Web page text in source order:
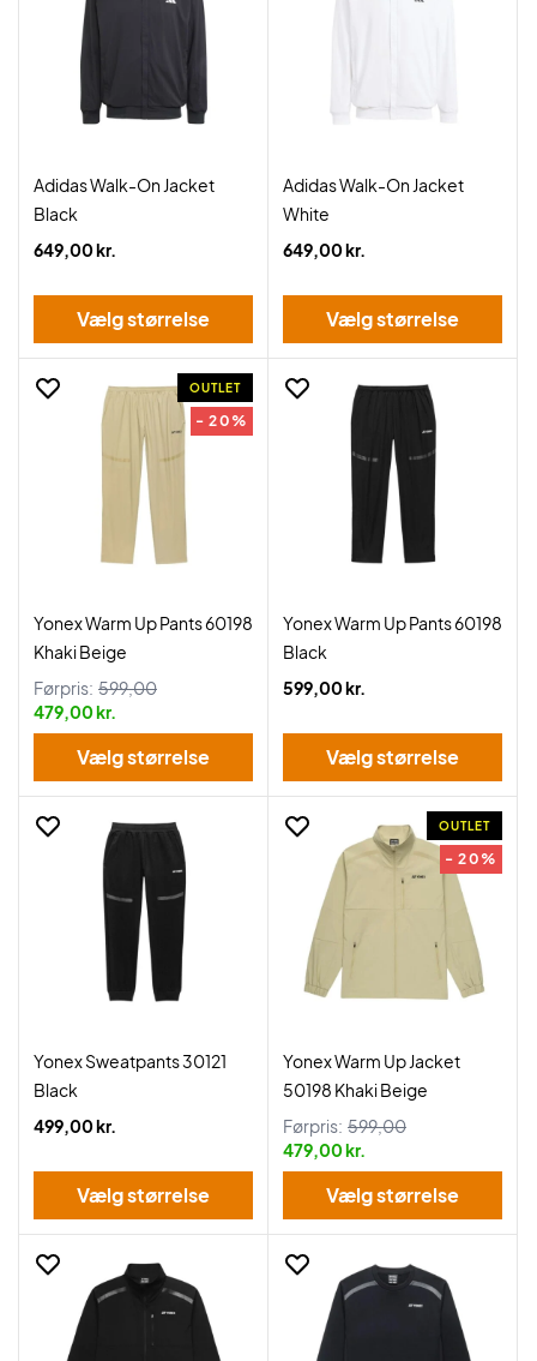
Adidas Walk-On Jacket
Black
649,00 kr.
Vælg størrelse
Adidas Walk-On Jacket
White
649,00 kr.
Vælg størrelse
OUTLET
- 20%
Yonex Warm Up Pants 60198
Khaki Beige
Førpris: 599,00
479,00 kr.
Vælg størrelse
Yonex Warm Up Pants 60198
Black
599,00 kr.
Vælg størrelse
Yonex Sweatpants 30121
Black
499,00 kr.
Vælg størrelse
OUTLET
- 20%
Yonex Warm Up Jacket
50198 Khaki Beige
Førpris: 599,00
479,00 kr.
Vælg størrelse